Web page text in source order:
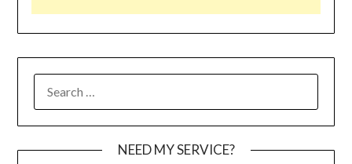
FOR:
NEED MY SERVICE?